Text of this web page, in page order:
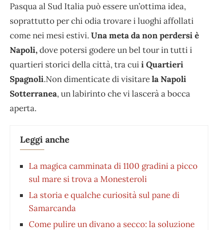
Pasqua al Sud Italia può essere un’ottima idea,
soprattutto per chi odia trovare i luoghi affollati
come nei mesi estivi. Una meta da non perdersi è
Napoli,dove potersi godere un bel tour in tutti i
quartieri storici della città, tra cuii Quartieri
Spagnoli.Non dimenticate di visitarela Napoli
Sotterranea, un labirinto che vi lascerà a bocca
aperta.
Leggi anche
La magica camminata di 1100 gradini a picco
sul mare si trova a Monesteroli
La storia e qualche curiosità sul pane di
Samarcanda
Come pulire un divano a secco: la soluzione